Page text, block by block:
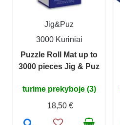
Jig&Puz
3000 Kūriniai
Puzzle Roll Mat up to
3000 pieces Jig & Puz
turime prekyboje (3)
18,50 €